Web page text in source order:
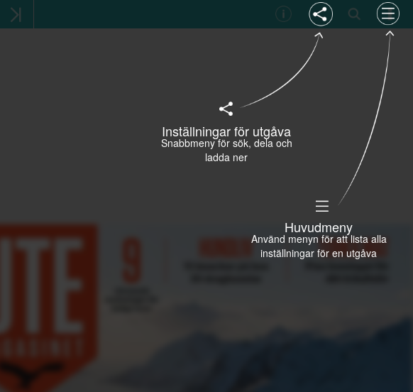
Huvudmeny
Använd menyn för att lista alla
inställningar för en utgåva
Inställningar för utgåva
Snabbmeny för sök, dela och
ladda ner